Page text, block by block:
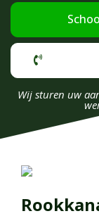
Wij sturen uw